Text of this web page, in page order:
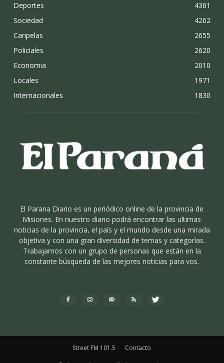
Deportes
4361
Sociedad
4262
Caripelas
2655
Policiales
2620
Economia
2010
Locales
1971
Internacionales
1830
El Parana Diario es un periódico online de la provincia de
Misiones. En nuestro diario podrá encontrar las ultimas
noticias de la provincia, el país y el mundo desde una mirada
objetiva y con una gran diversidad de temas y categorías.
Trabajamos con un grupo de personas que están en la
constante búsqueda de las mejores noticias para vos.
Street FM 101.5 Contacto